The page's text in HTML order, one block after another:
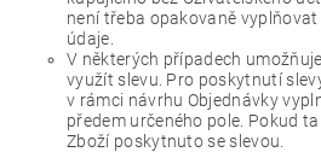
není třeba opakovaně
údaje.
V některých případech
využít slevu. Pro poskytnutí
v rámci návrhu Objednávky
předem určeného pole. Pokud
Zboží poskytnuto se slevou.